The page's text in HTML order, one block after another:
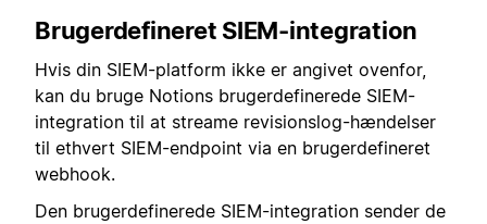
Brugerdefineret SIEM-integration
Hvis din SIEM-platform ikke er angivet ovenfor,
kan du bruge Notions brugerdefinerede SIEM-
integration til at streame revisionslog-hændelser
til ethvert SIEM-endpoint via en brugerdefineret
webhook.
Den brugerdefinerede SIEM-integration sender de